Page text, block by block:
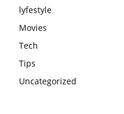
lyfestyle
Movies
Tech
Tips
Uncategorized